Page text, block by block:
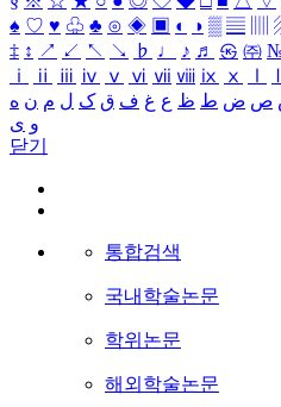
♠ ♡ ♥ ♧ ♣ ⊙ ◈ ▣ ◐ ◑ ▒ ▤
‡ ↕ ↗ ↙ ↖ ↘ ♭ ♩ ♪ ♬ ㉿ ㈜
ⅰ
ⅱ ⅲ ⅳ ⅴ ⅵ ⅶ ⅷ ⅸ ⅹ
ص ض ط ظ ع غ ف ق ک ل م ن ه
و ی
닫기
통합검색
국내학술논문
학위논문
해외학술논문